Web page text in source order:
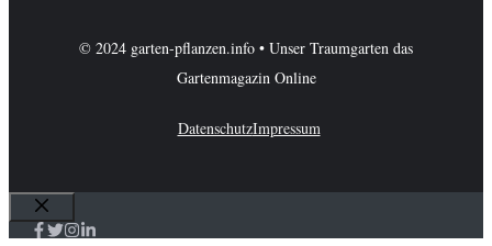
© 2024 garten-pflanzen.info • Unser Traumgarten das
Gartenmagazin Online
DatenschutzImpressum
Schließen